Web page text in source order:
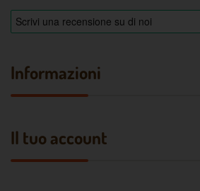
Informazioni
Il tuo account